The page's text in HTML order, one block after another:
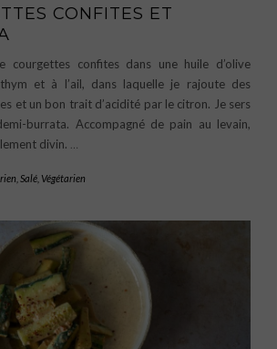
CONFITES ET
courgettes confites dans une huile d’olive
et à l’ail, dans laquelle je rajoute des
et un bon trait d’acidité par le citron. Je sers
burrata. Accompagné de pain au levain,
divin.
Salé Végétarien